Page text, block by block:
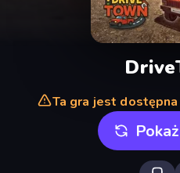
Ta gra jest